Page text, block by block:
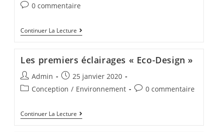
0 commentaire
Continuer La Lecture
Les premiers éclairages « Eco-Design »
Admin
25 janvier 2020
Conception / Environnement 0 commentaire
Continuer La Lecture